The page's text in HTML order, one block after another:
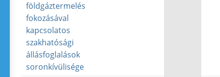
földgáztermelés
fokozásával
kapcsolatos
szakhatósági
állásfoglalások
soronkívülisége